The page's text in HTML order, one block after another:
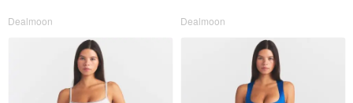
Dealmoon Dealmoon